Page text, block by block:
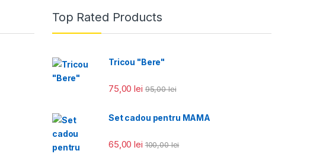
Top Rated Products
Tricou "Bere"
75,00lei 95,00lei
Set cadou pentru MAMA
65,00lei 100,00lei